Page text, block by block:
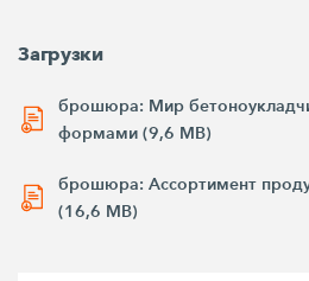
Загрузки
брошюра: Мир
формами (9,6 MB)
брошюра: Ассортимент
(16,6 MB)